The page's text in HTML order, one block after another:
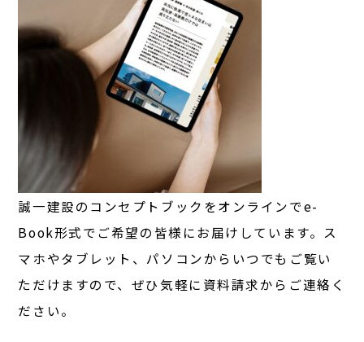
誠一建設のコンセプトブックをオンラインでe-
Book形式でご希望の皆様にお届けしています。ス
マホやタブレット、パソコンからいつでもご覧い
ただけますので、ぜひ気軽に資料請求からご連絡く
ださい。